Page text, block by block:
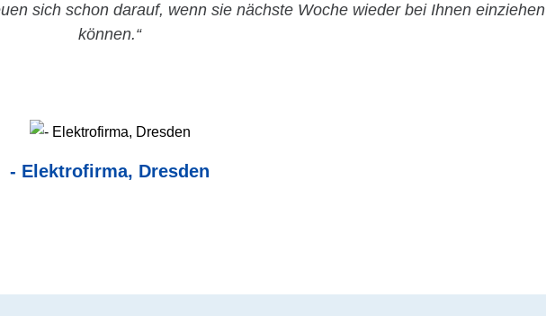
sich schon darauf, wenn sie nächste Woche wieder bei Ihnen einziehen
können.“
- Elektrofirma, Dresden